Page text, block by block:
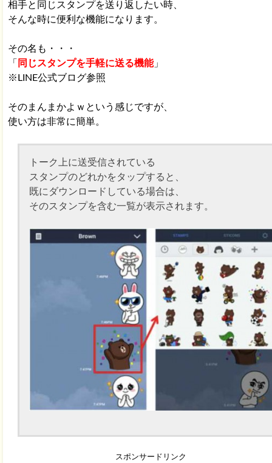
相手と同じスタンプを送り返したい時、
そんな時に便利な機能になります。
その名も・・・
「 同じスタンプを手軽に送る機能」
※LINE公式ブログ参照
そのまんまかよｗという感じですが、
使い方は非常に簡単。
トーク上に送受信されている
スタンプのどれかをタップすると、
既にダウンロードしている場合は、
そのスタンプを含む一覧が表示されます。
スポンサードリンク